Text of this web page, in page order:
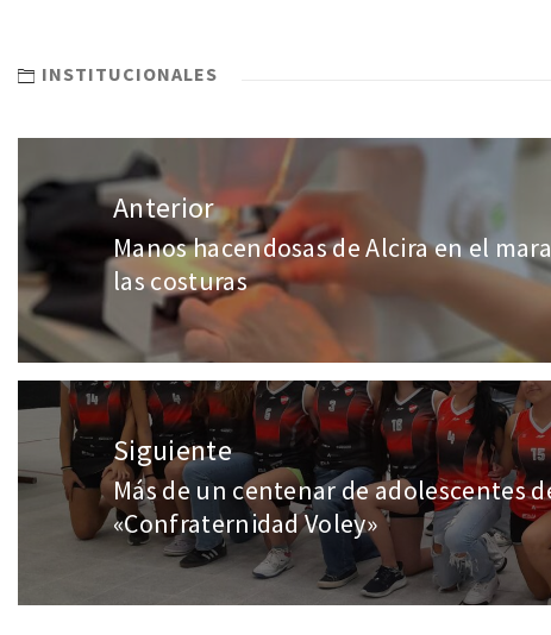
INSTITUCIONALES
Anterior
Manos hacendosas de Alcira en el
las costuras
Siguiente
Más de un centenar de adolescentes
«Confraternidad Voley»